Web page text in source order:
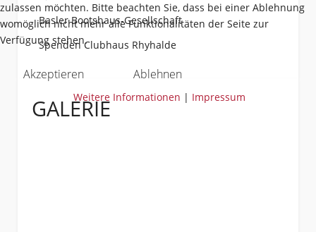
Basler Bootshaus-Gesellschaft
Spenden Clubhaus Rhyhalde
GALERIE
zulassen möchten. Bitte beachten Sie, dass bei einer Ablehnung
womöglich nicht mehr alle Funktionalitäten der Seite zur
Verfügung stehen.
Akzeptieren Ablehnen
Weitere Informationen | Impressum